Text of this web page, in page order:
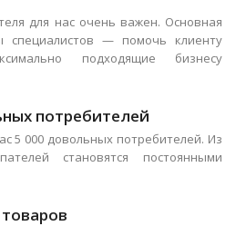
для нас очень важен. Основная
специалистов — помочь клиенту
подходящие бизнесу
потребителей
5 000 довольных потребителей. Из
становятся постоянными